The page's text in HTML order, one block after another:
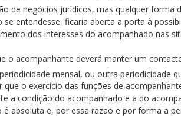
de negócios jurídicos, mas qualquer
se entendesse, ficaria aberta a porta à
dos interesses do acompanhado nas
o acompanhante deverá manter um
mensal, ou outra periodicidade
que o exercício das funções de
a condição do acompanhado e a do
é absoluta e, por essa razão e por forma a